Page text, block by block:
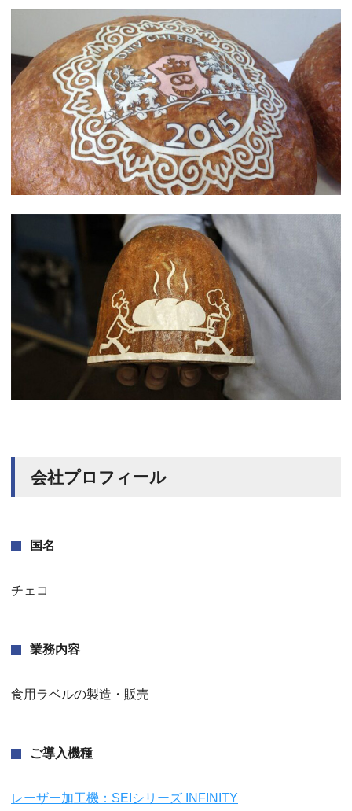
会社プロフィール
国名
チェコ
業務内容
食用ラベルの製造・販売
ご導入機種
レーザー加工機：SEIシリーズ INFINITY